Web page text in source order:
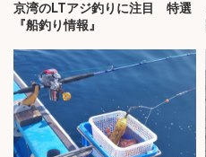
京湾のLTアジ釣りに注目 特選
『船釣り情報』